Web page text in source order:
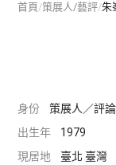
首頁/策展人/藝評/朱
身份
策展人／評
出生年
1979
現居地
臺北 臺灣